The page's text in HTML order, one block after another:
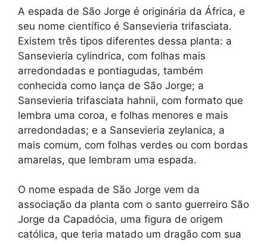
A espada de São Jorge é originária da África, e
seu nome científico é Sansevieria trifasciata.
Existem três tipos diferentes dessa planta: a
Sansevieria cylindrica, com folhas mais
arredondadas e pontiagudas, também
conhecida como lança de São Jorge; a
Sansevieria trifasciata hahnii, com formato que
lembra uma coroa, e folhas menores e mais
arredondadas; e a Sansevieria zeylanica, a
mais comum, com folhas verdes ou com bordas
amarelas, que lembram uma espada.
O nome espada de São Jorge vem da
associação da planta com o santo guerreiro São
Jorge da Capadócia, uma figura de origem
católica, que teria matado um dragão com sua